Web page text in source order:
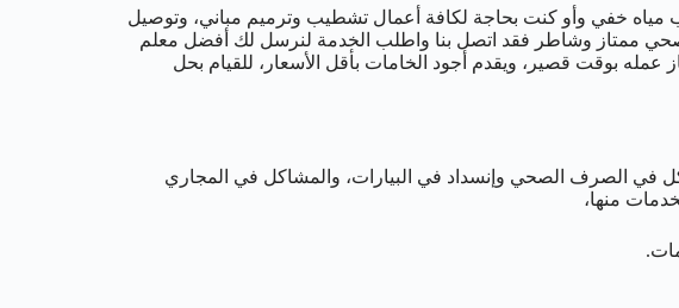
خفي وأو كنت بحاجة لكافة أعمال تشطيب وترميم مباني، وتوصيل
ممتاز وشاطر فقد اتصل بنا واطلب الخدمة لنرسل لك أفضل معلم
عمله بوقت قصير، ويقدم أجود الخامات بأقل الأسعار، للقيام بحل
في الصرف الصحي وإنسداد في البيارات، والمشاكل في المجاري
منها،